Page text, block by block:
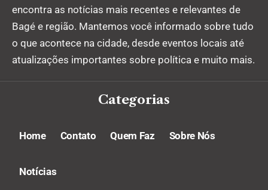
encontra as notícias mais recentes e relevantes de
Bagé e região. Mantemos você informado sobre tudo
o que acontece na cidade, desde eventos locais até
atualizações importantes sobre política e muito mais.
Categorias
Home Contato Quem Faz Sobre Nós
Notícias